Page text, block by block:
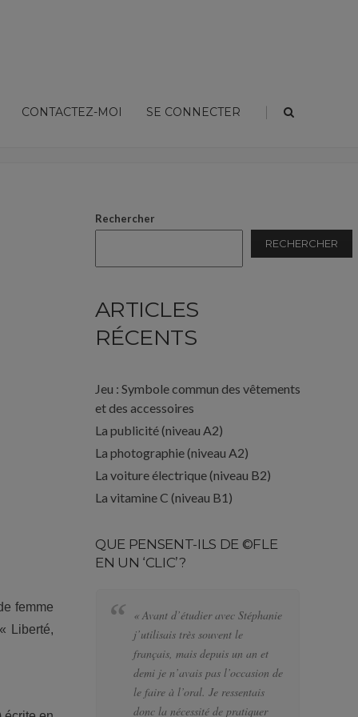
CONTACTEZ-MOI SE CONNECTER
Home Sin categoría La Marianne
femme
Liberté,
Rechercher
RECHERCHER
ARTICLES
RÉCENTS
Jeu : Symbole commun des vêtements
et des accessoires
La publicité (niveau A2)
La photographie (niveau A2)
La voiture électrique (niveau B2)
La vitamine C (niveau B1)
QUE PENSENT-ILS DE ©FLE
EN UN ‘CLIC’?
« Avant d’étudier avec Stéphanie
j’utilisais très souvent le
français, mais depuis un an et
demi je n’avais pas l’occasion de
le faire à l’oral. Je ressentais
donc la nécessité de pratiquer